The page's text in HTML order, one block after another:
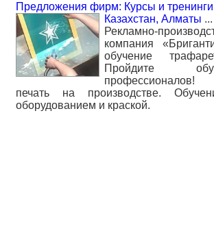
Предложения фирм: Курсы и тренинги
Казахстан, Алматы ...
Рекламно-
компания
обучение
Пройдите
профессионалов!
печать на производстве.
оборудованием и краской.